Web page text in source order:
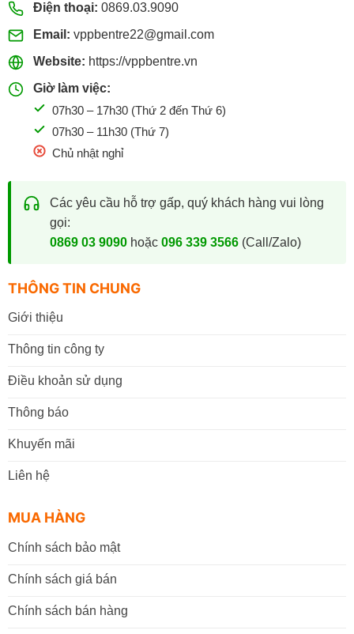
Điện thoại: 0869.03.9090
Email: vppbentre22@gmail.com
Website: https://vppbentre.vn
Giờ làm việc:
07h30 – 17h30 (Thứ 2 đến Thứ 6)
07h30 – 11h30 (Thứ 7)
Chủ nhật nghỉ
Các yêu cầu hỗ trợ gấp, quý khách hàng vui lòng
gọi:
0869 03 9090hoặc 096 339 3566(Call/Zalo)
THÔNG TIN CHUNG
Giới thiệu
Thông tin công ty
Điều khoản sử dụng
Thông báo
Khuyến mãi
Liên hệ
MUA HÀNG
Chính sách bảo mật
Chính sách giá bán
Chính sách bán hàng